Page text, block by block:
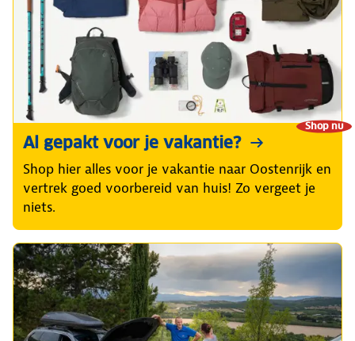
Shop nu
Al gepakt voor je vakantie?
Shop hier alles voor je vakantie naar Oostenrijk en
vertrek goed voorbereid van huis! Zo vergeet je
niets.